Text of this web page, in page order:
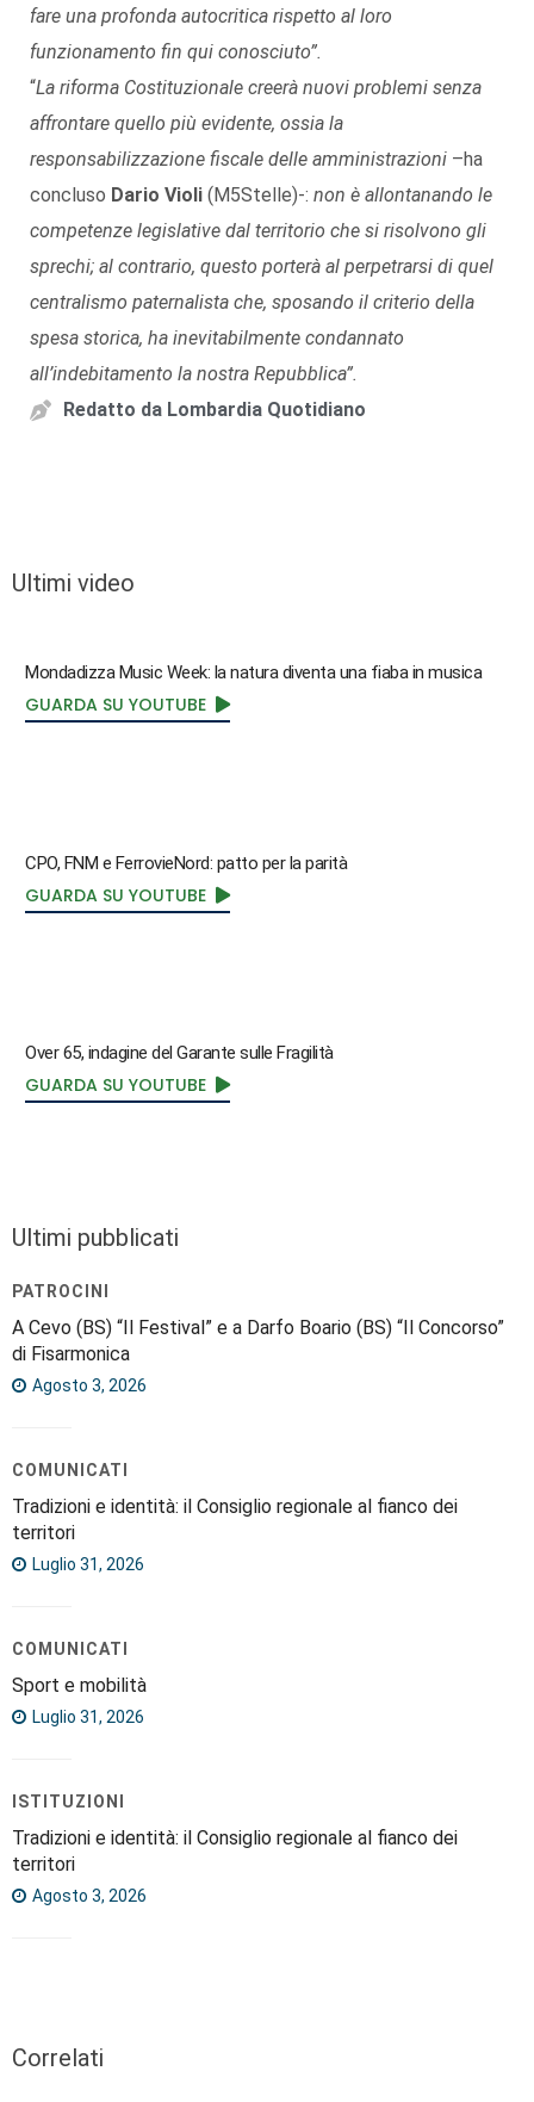
fare una profonda autocritica rispetto al loro
funzionamento fin qui conosciuto”.
“La riforma Costituzionale creerà nuovi problemi senza
affrontare quello più evidente, ossia la
responsabilizzazione fiscale delle amministrazioni –ha
concluso Dario Violi (M5Stelle)-: non è allontanando le
competenze legislative dal territorio che si risolvono gli
sprechi; al contrario, questo porterà al perpetrarsi di quel
centralismo paternalista che, sposando il criterio della
spesa storica, ha inevitabilmente condannato
all’indebitamento la nostra Repubblica”.
Redatto da Lombardia Quotidiano
Ultimi video
Mondadizza Music Week: la natura diventa una fiaba in musica
GUARDA SU YOUTUBE
CPO, FNM e FerrovieNord: patto per la parità
GUARDA SU YOUTUBE
Over 65, indagine del Garante sulle Fragilità
GUARDA SU YOUTUBE
Ultimi pubblicati
PATROCINI
A Cevo (BS) “Il Festival” e a Darfo Boario (BS) “Il Concorso”
di Fisarmonica
Agosto 3, 2026
COMUNICATI
Tradizioni e identità: il Consiglio regionale al fianco dei
territori
Luglio 31, 2026
COMUNICATI
Sport e mobilità
Luglio 31, 2026
ISTITUZIONI
Tradizioni e identità: il Consiglio regionale al fianco dei
territori
Agosto 3, 2026
Correlati